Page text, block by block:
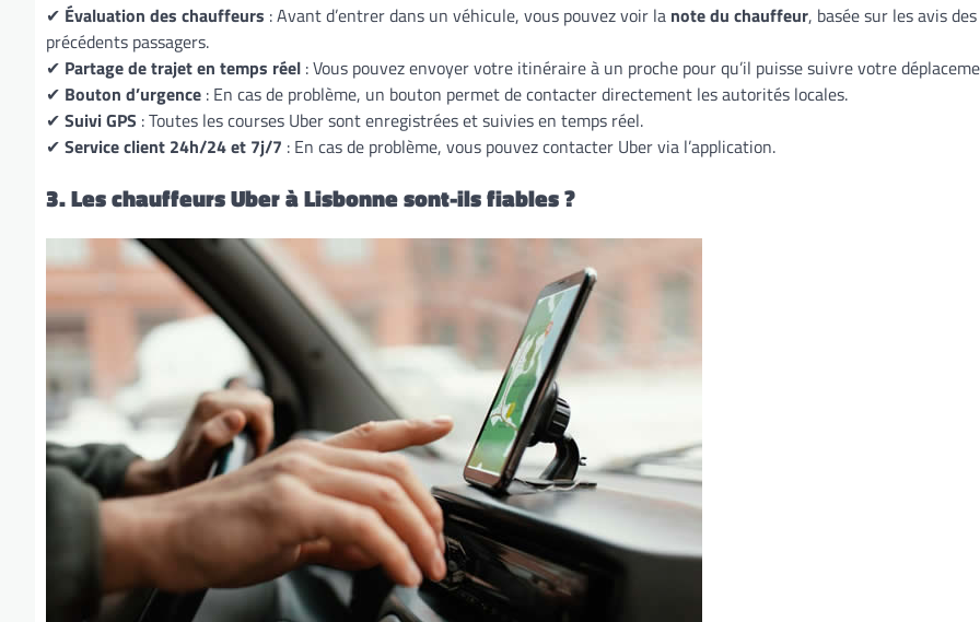
✔ Évaluation des chauffeurs : Avant d’entrer dans un véhicule, vous pouvez voir la note du chauffeur, basée sur les avis des
précédents passagers.
✔ Partage de trajet en temps réel : Vous pouvez envoyer votre itinéraire à un proche pour qu’il puisse suivre votre
✔ Bouton d’urgence : En cas de problème, un bouton permet de contacter directement les autorités locales.
✔ Suivi GPS : Toutes les courses Uber sont enregistrées et suivies en temps réel.
✔ Service client 24h/24 et 7j/7 : En cas de problème, vous pouvez contacter Uber via l’application.
3. Les chauffeurs Uber à Lisbonne sont-ils fiables ?